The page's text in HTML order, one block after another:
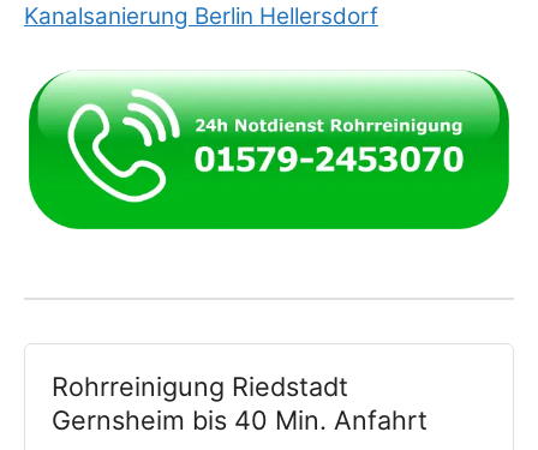
Kanalsanierung Berlin Hellersdorf
Rohrreinigung Riedstadt
Gernsheim bis 40 Min. Anfahrt